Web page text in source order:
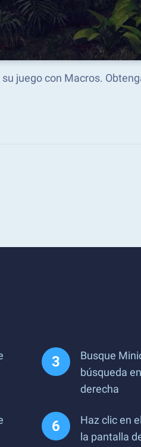
juego con Macros.
Busque
búsqueda
derecha
Haz clic en
la pantalla